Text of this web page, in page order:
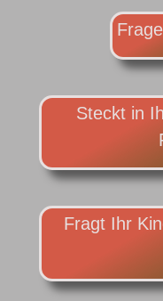
Steckt in
Fragt Ihr